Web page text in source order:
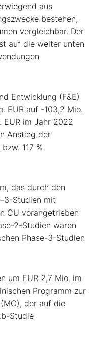
aus
bestehen,
vergleichbar. Der
auf die weiter unten
Entwicklung (F&E)
EUR auf -103,2 Mio.
EUR im Jahr 2022
Anstieg der
117 %
das durch den
3-Studien mit
CU vorangetrieben
2-Studien waren
Phase-3-Studien
um EUR 2,7 Mio. im
Programm zur
der auf die
Studie